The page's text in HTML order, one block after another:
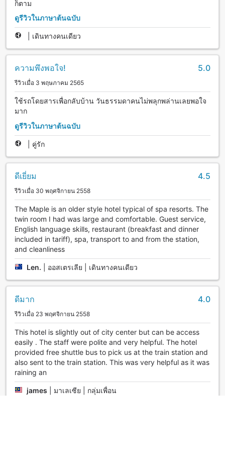
ก็ตาม
ดูรีวิวในภาษาต้นฉบับ
เดินทางคนเดียว
ความพึงพอใจ! 5.0
รีวิวเมื่อ 3 พฤษภาคม 2565
ใช้รถโดยสารเพื่อกลับบ้าน วันธรรมดาคนไม่พลุกพล่านเลยพอใจ
มาก
ดูรีวิวในภาษาต้นฉบับ
คู่รัก
ดีเยี่ยม 4.5
รีวิวเมื่อ 30 พฤศจิกายน 2558
The Maple is an older style hotel typical of spa resorts. The
twin room I had was large and comfortable. Guest service,
English language skills, restaurant (breakfast and dinner
included in tariff), spa, transport to and from the station,
and cleanliness
Len. ออสเตรเลีย | เดินทางคนเดียว
ดีมาก 4.0
รีวิวเมื่อ 23 พฤศจิกายน 2558
This hotel is slightly out of city center but can be access
easily . The staff were polite and very helpful. The hotel
provided free shuttle bus to pick us at the train station and
also sent to the train station. This was very helpful as it was
raining an
james มาเลเซีย | กลุ่มเพื่อน